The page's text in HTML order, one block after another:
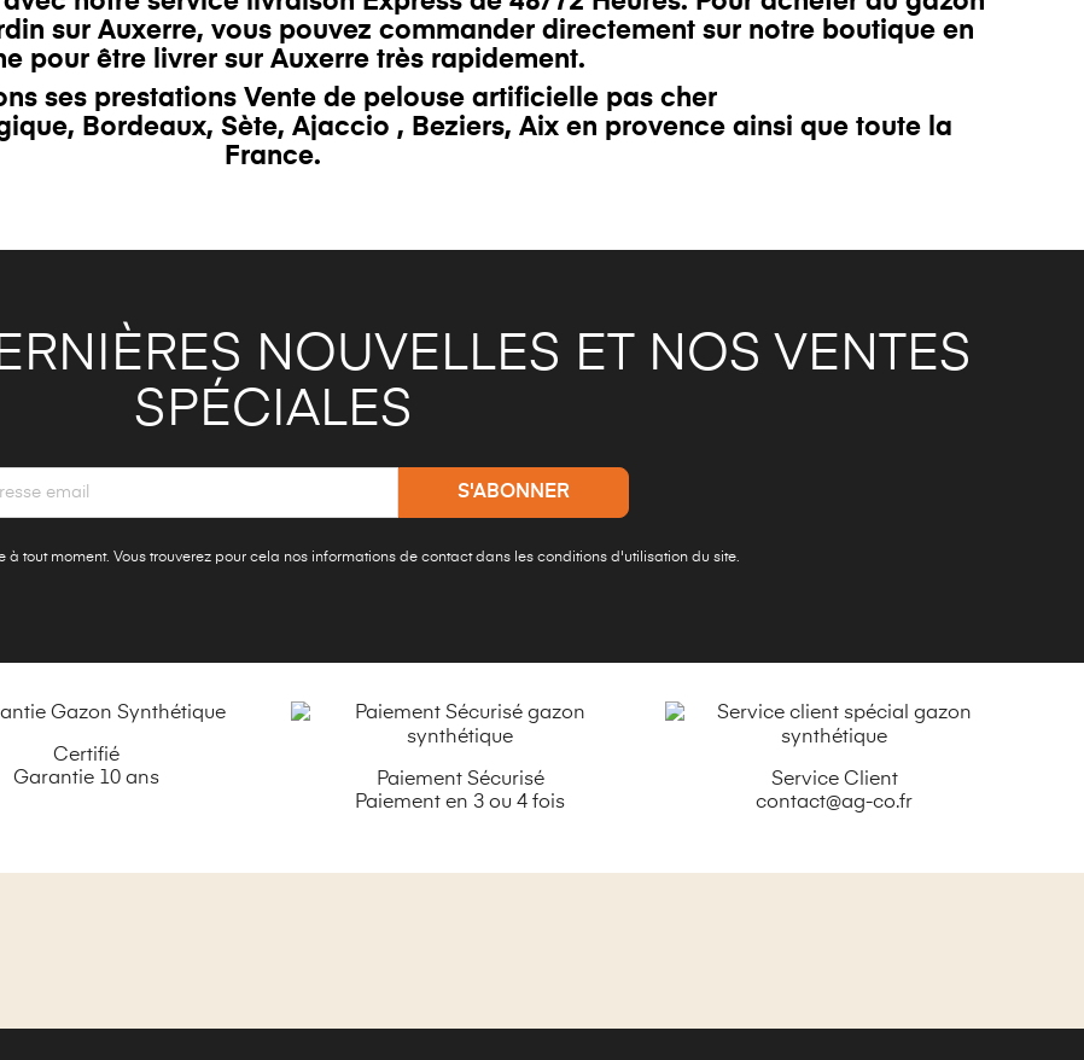
sur Auxerre, vous pouvez commander directement sur notre boutique en
pour être livrer sur Auxerre très rapidement.
ses prestations Vente de pelouse artificielle pas cher
, Bordeaux, Sète, Ajaccio , Beziers, Aix en provence ainsi que toute la
France.
NOUVELLES ET NOS VENTES
SPÉCIALES
à tout moment. Vous trouverez pour cela nos informations de contact dans les conditions d'utilisation du site.
Certifié
Garantie 10 ans
Paiement Sécurisé
Paiement en 3 ou 4 fois
Service Client
contact@ag-co.fr